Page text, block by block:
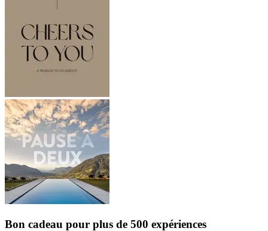
Bon cadeau pour plus de 500 expériences